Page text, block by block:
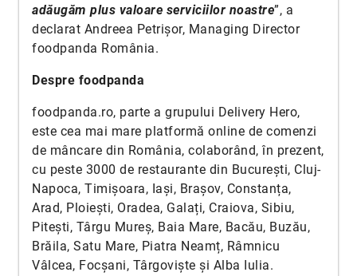
adăugăm plus valoare serviciilor noastre”, a
declarat Andreea Petrișor, Managing Director
foodpanda România.
Despre foodpanda
foodpanda.ro, parte a grupului Delivery Hero,
este cea mai mare platformă online de comenzi
de mâncare din România, colaborând, în prezent,
cu peste 3000 de restaurante din București, Cluj-
Napoca, Timișoara, Iași, Brașov, Constanța,
Arad, Ploiești, Oradea, Galați, Craiova, Sibiu,
Pitești, Târgu Mureș, Baia Mare, Bacău, Buzău,
Brăila, Satu Mare, Piatra Neamț, Râmnicu
Vâlcea, Focșani, Târgoviște și Alba Iulia.